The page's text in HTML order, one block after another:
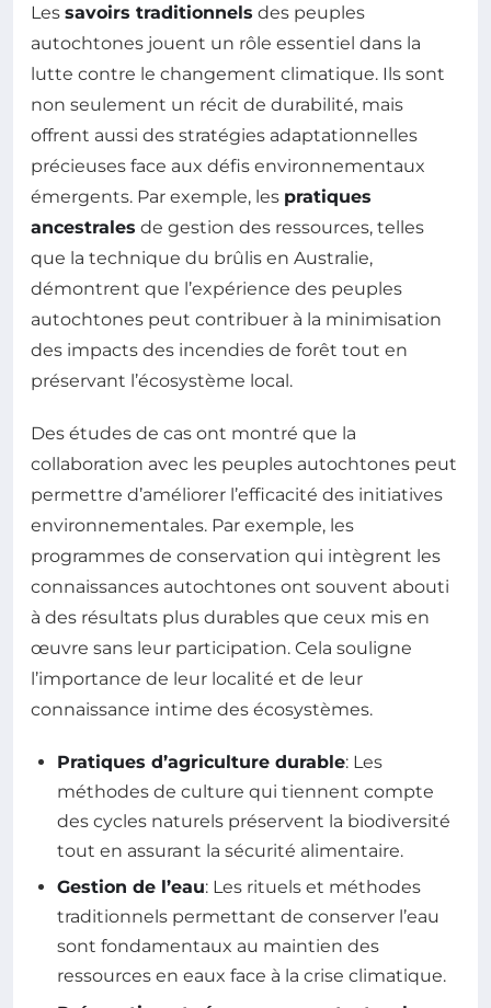
Les savoirs traditionnels des peuples
autochtones jouent un rôle essentiel dans la
lutte contre le changement climatique. Ils sont
non seulement un récit de durabilité, mais
offrent aussi des stratégies adaptationnelles
précieuses face aux défis environnementaux
émergents. Par exemple, les pratiques
ancestrales de gestion des ressources, telles
que la technique du brûlis en Australie,
démontrent que l’expérience des peuples
autochtones peut contribuer à la minimisation
des impacts des incendies de forêt tout en
préservant l’écosystème local.
Des études de cas ont montré que la
collaboration avec les peuples autochtones peut
permettre d’améliorer l’efficacité des initiatives
environnementales. Par exemple, les
programmes de conservation qui intègrent les
connaissances autochtones ont souvent abouti
à des résultats plus durables que ceux mis en
œuvre sans leur participation. Cela souligne
l’importance de leur localité et de leur
connaissance intime des écosystèmes.
Pratiques d’agriculture durable: Les
méthodes de culture qui tiennent compte
des cycles naturels préservent la biodiversité
tout en assurant la sécurité alimentaire.
Gestion de l’eau: Les rituels et méthodes
traditionnels permettant de conserver l’eau
sont fondamentaux au maintien des
ressources en eaux face à la crise climatique.